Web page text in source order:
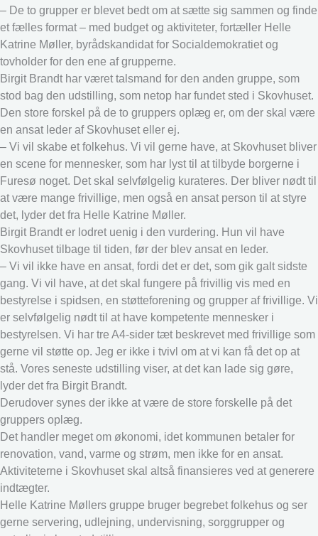
– De to grupper er blevet bedt om at sætte sig sammen og finde
et fælles format – med budget og aktiviteter, fortæller Helle
Katrine Møller, byrådskandidat for Socialdemokratiet og
tovholder for den ene af grupperne.
Birgit Brandt har været talsmand for den anden gruppe, som
stod bag den udstilling, som netop har fundet sted i Skovhuset.
Den store forskel på de to gruppers oplæg er, om der skal være
en ansat leder af Skovhuset eller ej.
– Vi vil skabe et folkehus. Vi vil gerne have, at Skovhuset bliver
en scene for mennesker, som har lyst til at tilbyde borgerne i
Furesø noget. Det skal selvfølgelig kurateres. Der bliver nødt til
at være mange frivillige, men også en ansat person til at styre
det, lyder det fra Helle Katrine Møller.
Birgit Brandt er lodret uenig i den vurdering. Hun vil have
Skovhuset tilbage til tiden, før der blev ansat en leder.
– Vi vil ikke have en ansat, fordi det er det, som gik galt sidste
gang. Vi vil have, at det skal fungere på frivillig vis med en
bestyrelse i spidsen, en støtteforening og grupper af frivillige. Vi
er selvfølgelig nødt til at have kompetente mennesker i
bestyrelsen. Vi har tre A4-sider tæt beskrevet med frivillige som
gerne vil støtte op. Jeg er ikke i tvivl om at vi kan få det op at
stå. Vores seneste udstilling viser, at det kan lade sig gøre,
lyder det fra Birgit Brandt.
Derudover synes der ikke at være de store forskelle på det
gruppers oplæg.
Det handler meget om økonomi, idet kommunen betaler for
renovation, vand, varme og strøm, men ikke for en ansat.
Aktiviteterne i Skovhuset skal altså finansieres ved at generere
indtægter.
Helle Katrine Møllers gruppe bruger begrebet folkehus og ser
gerne servering, udlejning, undervisning, sorggrupper og